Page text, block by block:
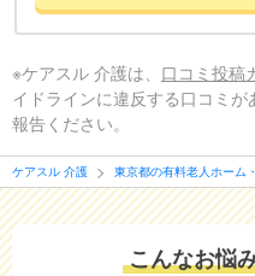
※ケアスル 介護は、 口コミ投稿
イドラインに違反する口コミ
報告ください。
ケアスル 介護 東京都の有料老人ホーム
こんなお悩